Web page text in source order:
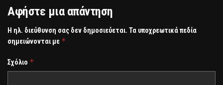
Αφήστε μια απάντηση
Η ηλ. διεύθυνση σας δεν δημοσιεύεται. Τα υποχρεωτικά πεδία
σημειώνονται με *
Σχόλιο *